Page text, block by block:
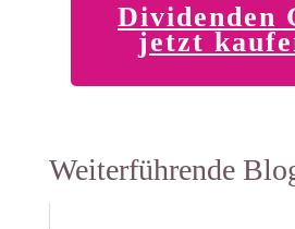
Dividenden
jetzt
Weiterführende